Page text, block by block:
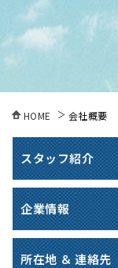
HOME 会社概要
スタッフ紹介
企業情報
所在地 ＆ 連絡先